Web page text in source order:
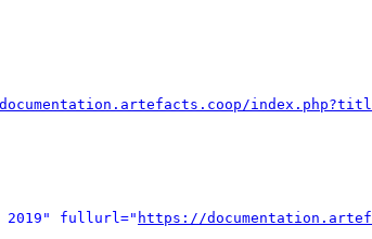
2019" fullurl=" https://